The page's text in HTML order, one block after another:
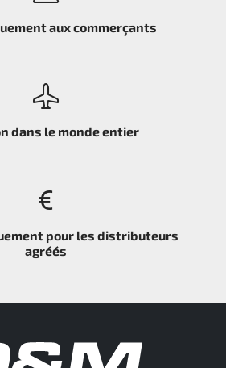
aux commerçants
dans le monde entier
pour les distributeurs
agréés